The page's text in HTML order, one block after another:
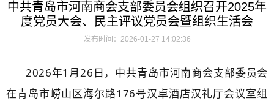
中共青岛市河南商会支部委员会组织召开2025年
度党员大会、民主评议党员会暨组织生活会
发布时间：2026-01-27 14:02:36
2026年1月26日，中共青岛市河南商会支部委员会
在青岛市崂山区海尔路176号汉卓酒店汉礼厅会议室组